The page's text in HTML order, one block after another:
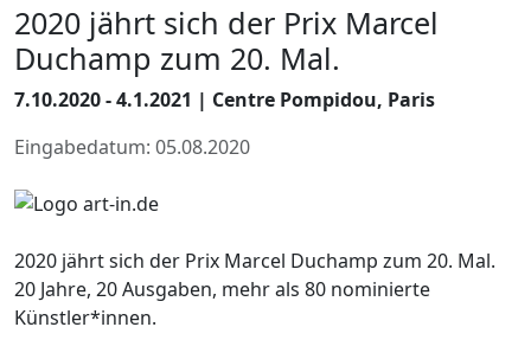
2020 jährt sich der Prix Marcel
Duchamp zum 20. Mal.
7.10.2020 - 4.1.2021 | Centre Pompidou, Paris
Eingabedatum: 05.08.2020
2020 jährt sich der Prix Marcel Duchamp zum 20. Mal.
20 Jahre, 20 Ausgaben, mehr als 80 nominierte
Künstler*innen.